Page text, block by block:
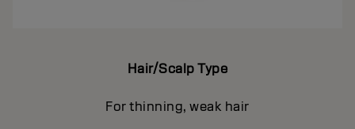
Hair/Scalp Type
For thinning, weak hair